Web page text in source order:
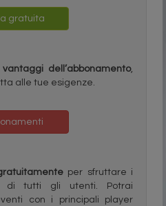
gratuita
vantaggi dell’abbonamento,
alle tue esigenze.
per sfruttare i
di tutti gli utenti. Potrai
con i principali player